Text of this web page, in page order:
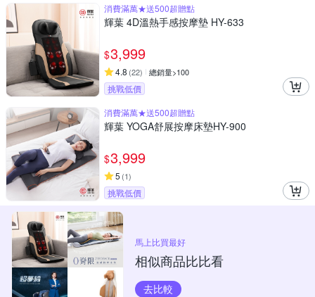
消費滿萬★送500超贈點
輝葉 4D溫熱手感按摩墊 HY-633
$3,999
4.8 (22) 總銷量>100
挑戰低價
消費滿萬★送500超贈點
輝葉 YOGA舒展按摩床墊HY-900
$3,999
5 (1)
挑戰低價
馬上比買最好
相似商品比比看
去比較